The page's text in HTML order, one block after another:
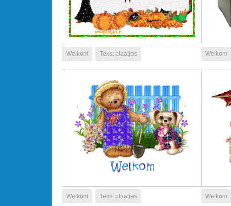
Welkom Tekst plaatjes Welkom
Welkom Tekst plaatjes Welkom